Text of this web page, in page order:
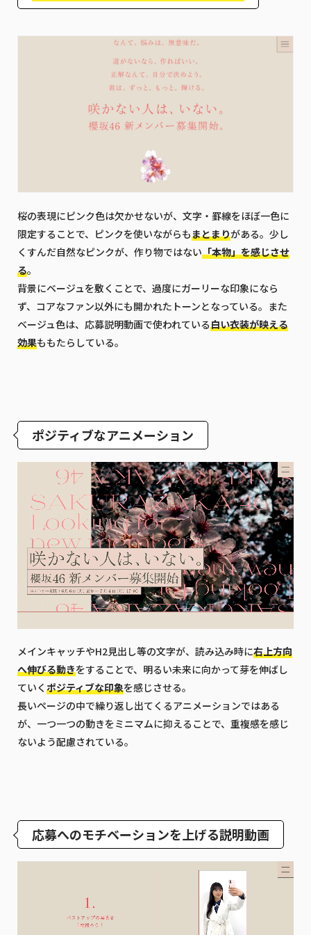
桜の表現にピンク色は欠かせないが、文字・罫線をほぼ一色に
限定することで、ピンクを使いながらもまとまりがある。少し
くすんだ自然なピンクが、作り物ではない「本物」を感じさせ
る。
背景にベージュを敷くことで、過度にガーリーな印象になら
ず、コアなファン以外にも開かれたトーンとなっている。また
ベージュ色は、応募説明動画で使われている白い衣装が映える
効果ももたらしている。
ポジティブなアニメーション
メインキャッチやH2見出し等の文字が、読み込み時に右上方向
へ伸びる動きをすることで、明るい未来に向かって芽を伸ばし
ていく ポジティブな印象を感じさせる。
長いページの中で繰り返し出てくるアニメーションではある
が、一つ一つの動きをミニマムに抑えることで、重複感を感じ
ないよう配慮されている。
応募へのモチベーションを上げる説明動画